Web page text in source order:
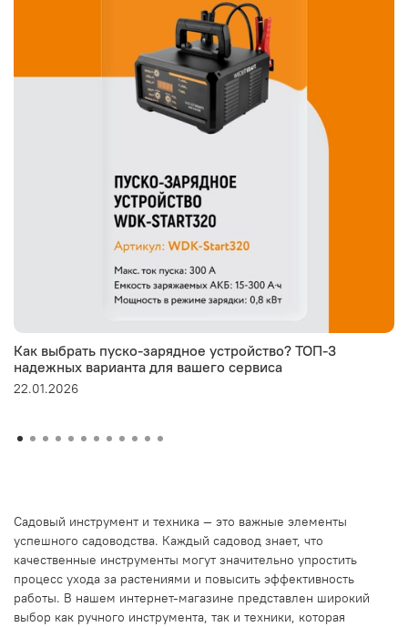
Как выбрать пуско-зарядное устройство? ТОП-3
надежных варианта для вашего сервиса
22.01.2026
Садовый инструмент и техника — это важные элементы
успешного садоводства. Каждый садовод знает, что
качественные инструменты могут значительно упростить
процесс ухода за растениями и повысить эффективность
работы. В нашем интернет-магазине представлен широкий
выбор как ручного инструмента, так и техники, которая